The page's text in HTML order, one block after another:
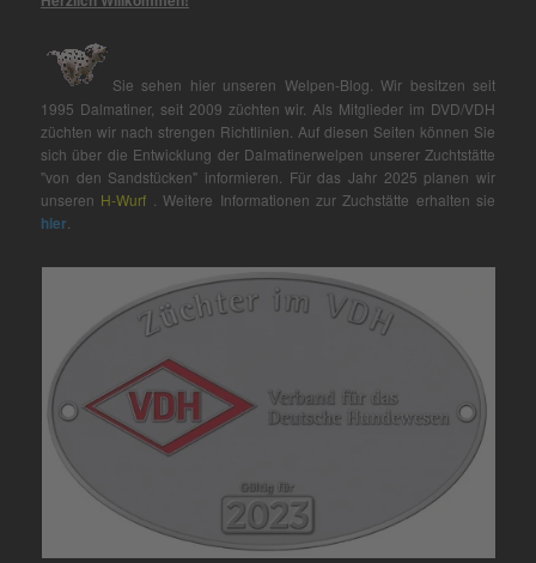
Sie sehen hier unseren Welpen-Blog. Wir besitzen seit
1995 Dalmatiner, seit 2009 züchten wir. Als Mitglieder im DVD/VDH
züchten wir nach strengen Richtlinien. Auf diesen Seiten können Sie
sich über die Entwicklung der Dalmatinerwelpen unserer Zuchtstätte
"von den Sandstücken" informieren. Für das Jahr 2025 planen wir
unseren H-Wurf . Weitere Informationen zur Zuchstätte erhalten sie
hier